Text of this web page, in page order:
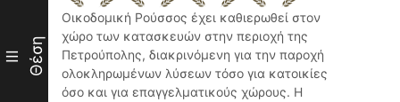
III Θέση
Οικοδομική Ρούσσος έχει καθιερωθεί στον
χώρο των κατασκευών στην περιοχή της
Πετρούπολης, διακρινόμενη για την παροχή
ολοκληρωμένων λύσεων τόσο για κατοικίες
όσο και για επαγγελματικούς χώρους. Η